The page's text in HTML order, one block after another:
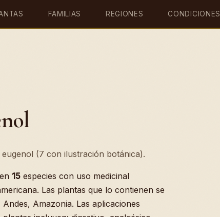
FAMILIAS REGIONES CONDICIONES
(7 con ilustración botánica).
15 especies con uso medicinal
Las plantas que lo contienen se
Amazonia. Las aplicaciones